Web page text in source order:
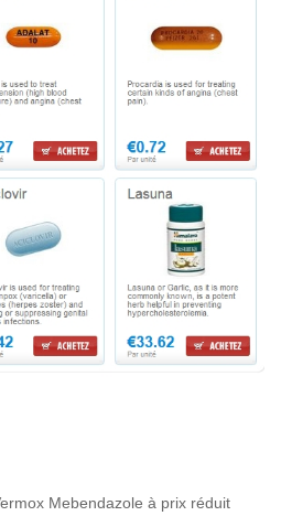
Mebendazole à prix réduit